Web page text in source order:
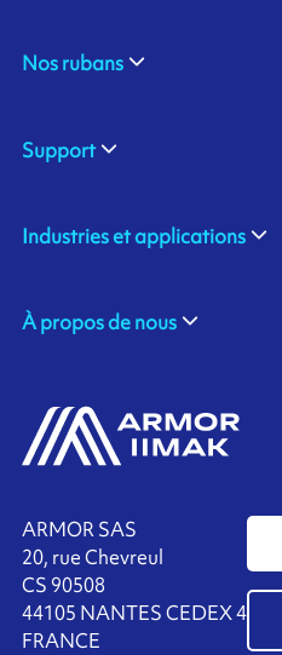
ARMOR SAS
20, rue Chevreul
CS 90508
44105 NANTES CEDEX 4
FRANCE
Nos rubans
Support
Industries et applications
À propos de nous